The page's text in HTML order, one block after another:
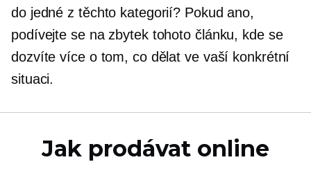
do jedné z těchto kategorií? Pokud ano,
podívejte se na zbytek tohoto článku, kde se
dozvíte více o tom, co dělat ve vaší konkrétní
situaci.
Jak prodávat online